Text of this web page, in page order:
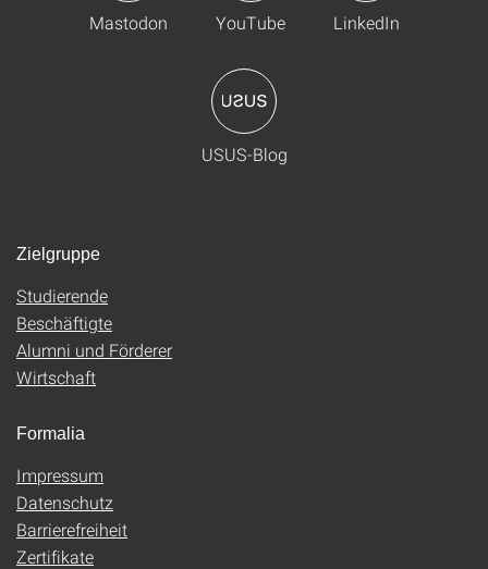
Mastodon YouTube LinkedIn
USUS-Blog
Zielgruppe
Studierende
Beschäftigte
Alumni und Förderer
Wirtschaft
Formalia
Impressum
Datenschutz
Barrierefreiheit
Zertifikate